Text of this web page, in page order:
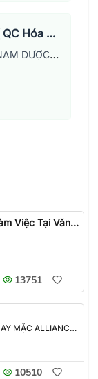
Kiểm Nghiệm Hóa Lý ( QC Hóa Lý) Ngành Dược
CÔNG TY TNHH ĐÔNG NAM DƯỢC BẢO LONG
Nhân Viên Tư Vấn Tuyển Sinh (Làm Việc Tại Văn Phòng)
13751
CÔNG TY TRÁCH NHIỆM HỮU HẠN MAY MẶC ALLIANCE ONE
10510